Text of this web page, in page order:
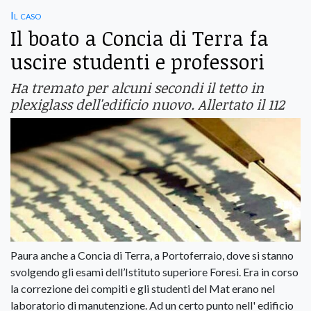
Il caso
Il boato a Concia di Terra fa
uscire studenti e professori
Ha tremato per alcuni secondi il tetto in
plexiglass dell'edificio nuovo. Allertato il 112
Paura anche a Concia di Terra, a Portoferraio, dove si stanno
svolgendo gli esami dell’Istituto superiore Foresi. Era in corso
la correzione dei compiti e gli studenti del Mat erano nel
laboratorio di manutenzione. Ad un certo punto nell' edificio